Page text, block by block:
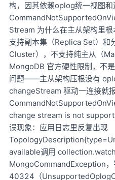
构，因其依赖oplog统一视图
Stream 为什么在主从架构里
支持副本集（Replica Set）和
Cluster），不支持纯主从（
MongoDB 官方硬性限制，不
问题——主从架构压根没有
changeStream 驱动一连接就
change stream is not
误现象：应用日志里反复出现
available调用
MongoCommandException，
40324（